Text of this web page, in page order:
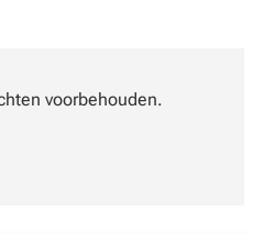
voorbehouden.